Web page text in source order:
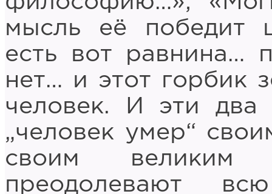
мысль её победит
есть вот равнина…
нет… и этот горбик
человек. И эти два
„человек умер“
своим великим
преодолевают